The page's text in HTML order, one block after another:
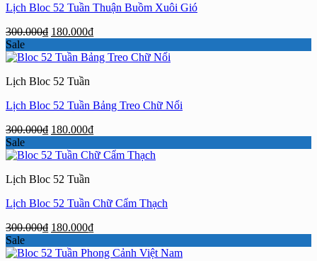
Lịch Bloc 52 Tuần Thuận Buồm Xuôi Gió
300.000₫ Giá
là:
180.000₫Giá
tại
Sale
Lịch Bloc 52 Tuần
Lịch Bloc 52 Tuần Bảng Treo Chữ Nổi
300.000₫ Giá
là:
180.000₫Giá
tại
Sale
Lịch Bloc 52 Tuần
Lịch Bloc 52 Tuần Chữ Cẩm Thạch
300.000₫ Giá
là:
180.000₫Giá
tại
Sale